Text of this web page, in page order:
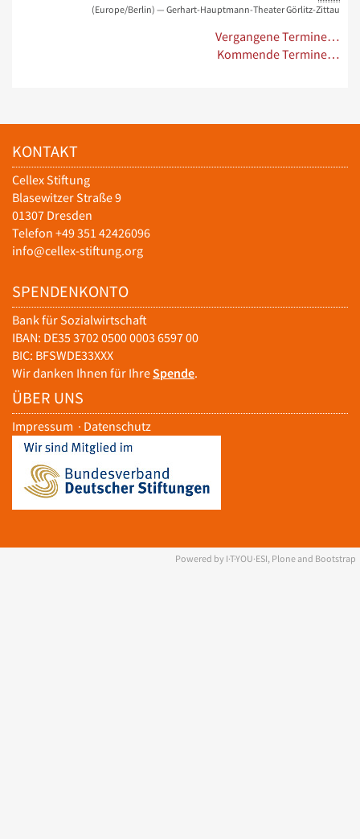
(Europe/Berlin) — Gerhart-Hauptmann-Theater Görlitz-Zittau
Vergangene Termine…
Kommende Termine…
KONTAKT
Cellex Stiftung
Blasewitzer Straße 9
01307 Dresden
Telefon +49 351 42426096
info@cellex-stiftung.org
SPENDENKONTO
Bank für Sozialwirtschaft
IBAN: DE35 3702 0500 0003 6597 00
BIC: BFSWDE33XXX
Wir danken Ihnen für IhreSpende.
ÜBER UNS
Impressum · Datenschutz
Powered by I·T·YOU·ESI, Plone and Bootstrap